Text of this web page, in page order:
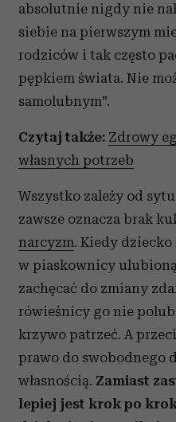
absolutnie nigdy nie
siebie na pierwszym
rodziców i tak często
pępkiem świata. Nie
samolubnym”.
Czytaj także: Zdrowy
własnych potrzeb
Wszystko zależy od
zawsze oznacza brak
narcyzm. Kiedy
w piaskownicy
zachęcać do zmiany
rówieśnicy go nie
krzywo patrzeć. A
prawo do swobodnego
własnością. Zamiast
lepiej jest krok po